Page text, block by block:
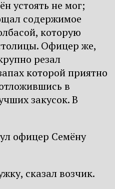
устоять не мог;
содержимое
которую
Офицер же,
резал
которой приятно
в
закусок. В
офицер Семёну
сказал возчик.